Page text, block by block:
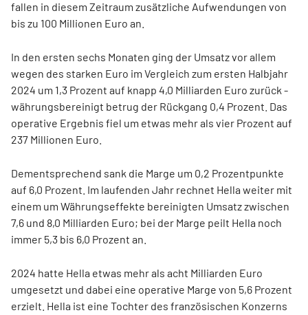
fallen in diesem Zeitraum zusätzliche Aufwendungen von
bis zu 100 Millionen Euro an.
In den ersten sechs Monaten ging der Umsatz vor allem
wegen des starken Euro im Vergleich zum ersten Halbjahr
2024 um 1,3 Prozent auf knapp 4,0 Milliarden Euro zurück -
währungsbereinigt betrug der Rückgang 0,4 Prozent. Das
operative Ergebnis fiel um etwas mehr als vier Prozent auf
237 Millionen Euro.
Dementsprechend sank die Marge um 0,2 Prozentpunkte
auf 6,0 Prozent. Im laufenden Jahr rechnet Hella weiter mit
einem um Währungseffekte bereinigten Umsatz zwischen
7,6 und 8,0 Milliarden Euro; bei der Marge peilt Hella noch
immer 5,3 bis 6,0 Prozent an.
2024 hatte Hella etwas mehr als acht Milliarden Euro
umgesetzt und dabei eine operative Marge von 5,6 Prozent
erzielt. Hella ist eine Tochter des französischen Konzerns